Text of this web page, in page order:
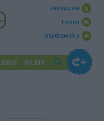
Użytkownicy
Forum
Zaloguj się
FILMY